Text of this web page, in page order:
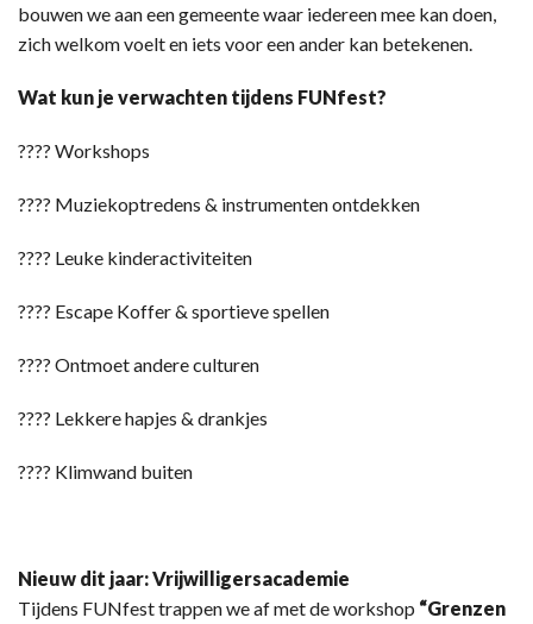
bouwen we aan een gemeente waar iedereen mee kan doen,
zich welkom voelt en iets voor een ander kan betekenen.
Wat kun je verwachten tijdens FUNfest?
???? Workshops
???? Muziekoptredens & instrumenten ontdekken
???? Leuke kinderactiviteiten
???? Escape Koffer & sportieve spellen
???? Ontmoet andere culturen
???? Lekkere hapjes & drankjes
????‍ Klimwand buiten
Nieuw dit jaar: Vrijwilligersacademie
Tijdens FUNfest trappen we af met de workshop “Grenzen